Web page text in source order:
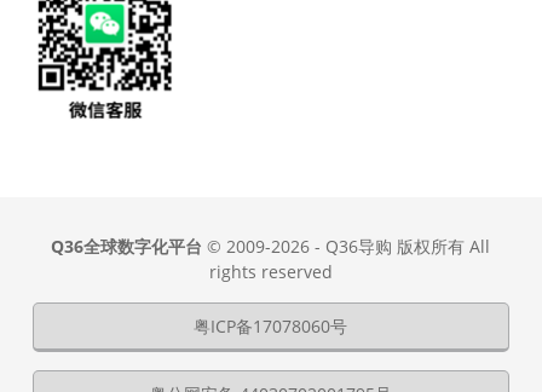
Q36全球数字化平台 © 2009-2026 - Q36导购 版权所有 All
rights reserved
粤ICP备17078060号